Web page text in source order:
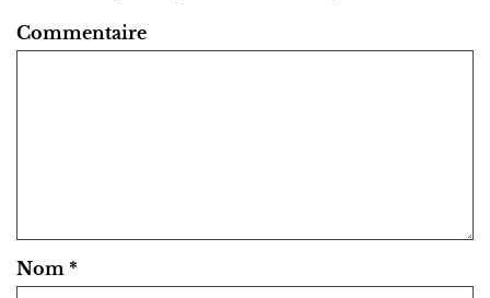
Commentaire
Nom *